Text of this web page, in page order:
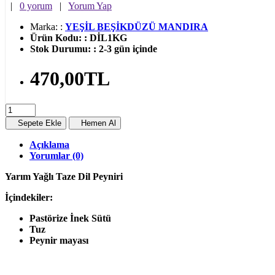
| 0 yorum | Yorum Yap
Marka: : YEŞİL BEŞİKDÜZÜ MANDIRA
Ürün Kodu: : DİL1KG
Stok Durumu: : 2-3 gün içinde
470,00TL
Sepete Ekle Hemen Al
Açıklama
Yorumlar (0)
Yarım Yağlı Taze Dil Peyniri
İçindekiler:
Pastörize İnek Sütü
Tuz
Peynir mayası